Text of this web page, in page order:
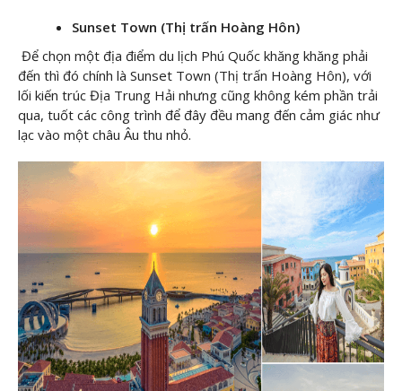
Sunset Town (Thị trấn Hoàng Hôn)
Để chọn một địa điểm du lịch Phú Quốc khăng khăng phải
đến thì đó chính là Sunset Town (Thị trấn Hoàng Hôn), với
lối kiến trúc Địa Trung Hải nhưng cũng không kém phần trải
qua, tuốt các công trình để đây đều mang đến cảm giác như
lạc vào một châu Âu thu nhỏ.